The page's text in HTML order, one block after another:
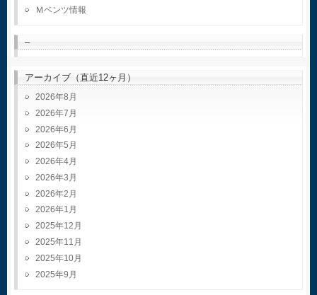
Ｍベンツ情報
–
アーカイブ（直近12ヶ月）
2026年8月
2026年7月
2026年6月
2026年5月
2026年4月
2026年3月
2026年2月
2026年1月
2025年12月
2025年11月
2025年10月
2025年9月